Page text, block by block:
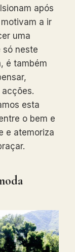
após
a ir
uma
neste
é também
esta
o bem e
e atemoriza